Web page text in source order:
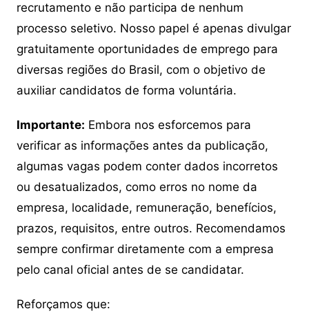
recrutamento e não participa de nenhum
processo seletivo. Nosso papel é apenas divulgar
gratuitamente oportunidades de emprego para
diversas regiões do Brasil, com o objetivo de
auxiliar candidatos de forma voluntária.
Importante: Embora nos esforcemos para
verificar as informações antes da publicação,
algumas vagas podem conter dados incorretos
ou desatualizados, como erros no nome da
empresa, localidade, remuneração, benefícios,
prazos, requisitos, entre outros. Recomendamos
sempre confirmar diretamente com a empresa
pelo canal oficial antes de se candidatar.
Reforçamos que: